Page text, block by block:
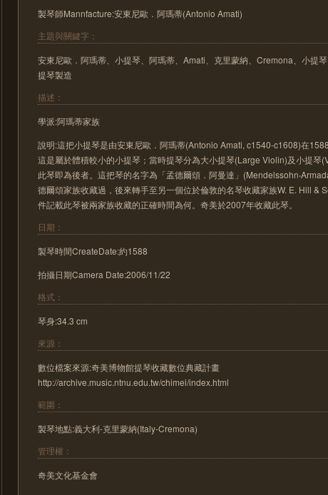
製琴師Mannfacture:安東尼歐．阿瑪蒂(Antonio Amati)
主題與關鍵字：
安東尼歐．阿瑪蒂、小提琴、阿瑪蒂、Amati、克里蒙納、Cremona、小提琴
提琴製造
描述：
學派:阿瑪蒂家族
說明:這把小提琴是由安東尼歐．阿瑪蒂(Antonio Amati, c1540-c1608)在
這是屬於體積較小的小提琴；當時提琴分為大小提琴(Large Violin)及小提琴
此琴即為後者。這把琴的名字為「孟德爾頌．阿曼達」
德爾頌家族收藏過，後來轉手至另一個位於倫敦的名琴收藏家族W. E. Hill &
件記載此琴被兩家族收藏的正確時間為何。奇美於2007年收藏此琴。
日期：
製琴時間CreateDate:約1588
拍攝日期Camera Date:2006/11/22
格式：
琴身:34.3 cm
來源：
數位檔案來源:奇美博物館提琴收藏數位典藏計畫
http://archive.music.ntnu.edu.tw/chimei/index.html
範圍：
製琴地點:義大利-克里蒙納(Italy-Cremona)
管理權：
奇美文化基金會